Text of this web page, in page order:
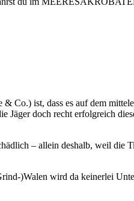
ist, dass es auf dem
doch recht erfolgreich
– allein deshalb, weil die
)Walen wird da keinerlei